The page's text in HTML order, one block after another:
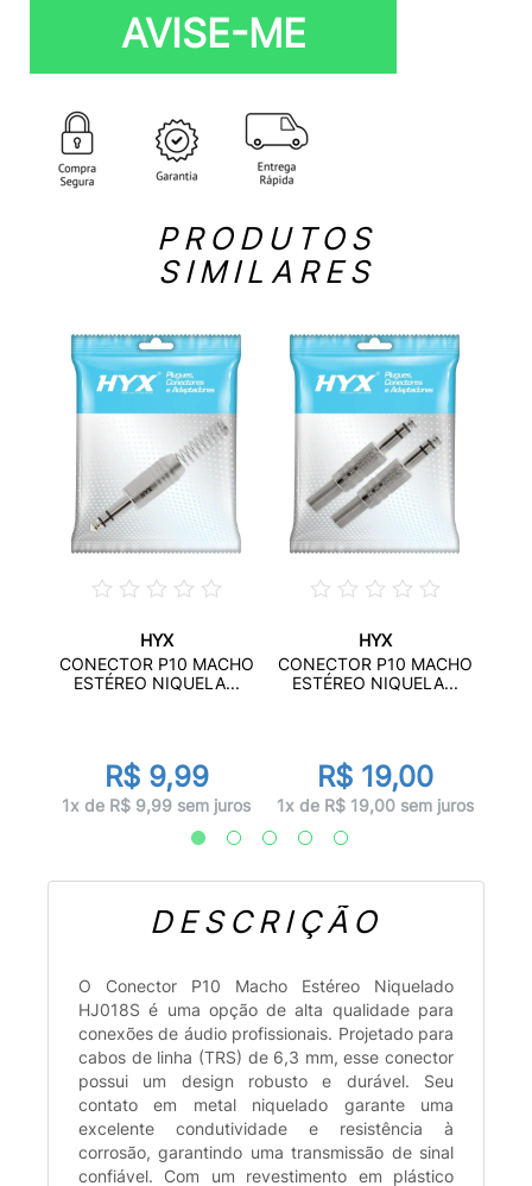
AVISE-ME
PRODUTOS
SIMILARES
HYX
CONECTOR P10 MACHO
ESTÉREO NIQUELA...
R$ 9,99
1x de R$ 9,99 sem juros
HYX
CONECTOR P10 MACHO
ESTÉREO NIQUELA...
R$ 19,00
1x de R$ 19,00 sem juros
DESCRIÇÃO
O Conector P10 Macho Estéreo Niquelado
HJ018S é uma opção de alta qualidade para
conexões de áudio profissionais. Projetado para
cabos de linha (TRS) de 6,3 mm, esse conector
possui um design robusto e durável. Seu
contato em metal niquelado garante uma
excelente condutividade e resistência à
corrosão, garantindo uma transmissão de sinal
confiável. Com um revestimento em plástico